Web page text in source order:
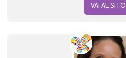
VAI AL SITO